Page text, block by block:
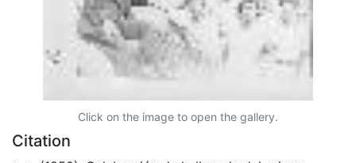
Click on the image to open the gallery.
Citation